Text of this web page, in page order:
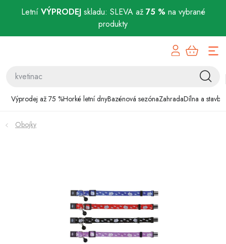
Letní VÝPRODEJskladu: SLEVA až 75 % na vybrané
produkty
Výprodej až 75 %Horké letní dnyBazénová sezónaZahradaDílna a stavba
Bazénová sezóna
Zahrada
Chovatelské potřeby
Obojky